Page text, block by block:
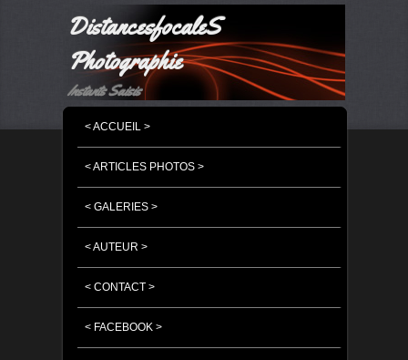
DistancesfocaleS
Photographie
Instants Saisis
MASQUER LA NAVIGATION PRINCIPALE
MASQUER LA NAVIGATION SECONDAIRE
< ACCUEIL >
< ARTICLES PHOTOS >
< GALERIES >
< AUTEUR >
< CONTACT >
< FACEBOOK >